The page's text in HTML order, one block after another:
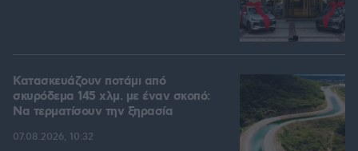
Κατασκευάζουν ποτάμι από
σκυρόδεμα 145 χλμ. με έναν σκοπό:
Να τερματίσουν την ξηρασία
07.08.2026, 10:32